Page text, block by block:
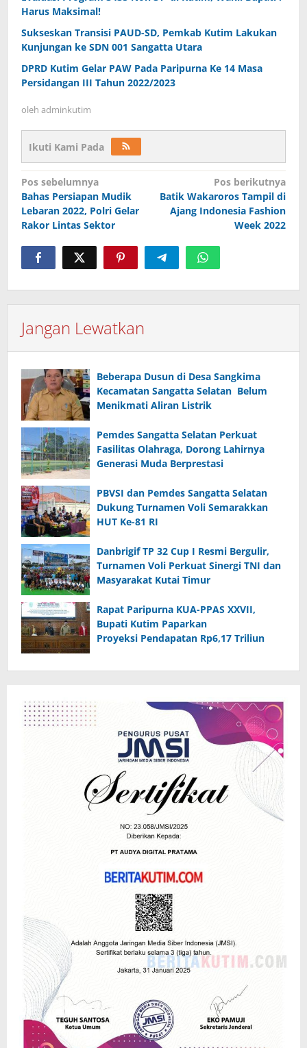
Harus Maksimal!
Sukseskan Transisi PAUD-SD, Pemkab Kutim Lakukan
Kunjungan ke SDN 001 Sangatta Utara
DPRD Kutim Gelar PAW Pada Paripurna Ke 14 Masa
Persidangan III Tahun 2022/2023
oleh adminkutim
Ikuti Kami Pada
Navigasi
pos
Pos sebelumnya
Bahas Persiapan Mudik
Lebaran 2022, Polri Gelar
Rakor Lintas Sektor
Pos berikutnya
Batik Wakaroros Tampil di
Ajang Indonesia Fashion
Week 2022
Jangan Lewatkan
Beberapa Dusun di Desa Sangkima
Kecamatan Sangatta Selatan Belum
Menikmati Aliran Listrik
Pemdes Sangatta Selatan Perkuat
Fasilitas Olahraga, Dorong Lahirnya
Generasi Muda Berprestasi
PBVSI dan Pemdes Sangatta Selatan
Dukung Turnamen Voli Semarakkan
HUT Ke-81 RI
Danbrigif TP 32 Cup I Resmi Bergulir,
Turnamen Voli Perkuat Sinergi TNI dan
Masyarakat Kutai Timur
Rapat Paripurna KUA-PPAS XXVII,
Bupati Kutim Paparkan
Proyeksi Pendapatan Rp6,17 Triliun